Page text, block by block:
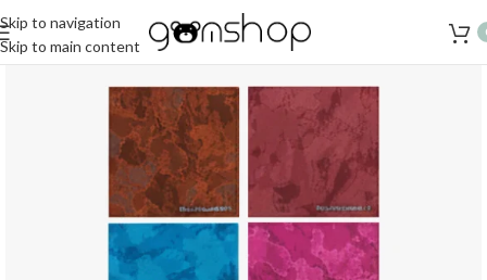
Skip to navigation
Skip to main content